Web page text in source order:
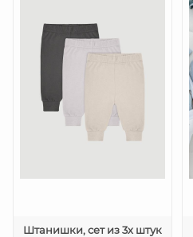
Штанишки, сет из 3х штук